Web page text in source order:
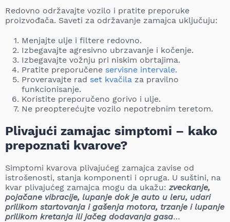
Redovno održavajte vozilo i pratite preporuke
proizvođača. Saveti za održavanje zamajca uključuju:
Menjajte ulje i filtere redovno.
Izbegavajte agresivno ubrzavanje i kočenje.
Izbegavajte vožnju pri niskim obrtajima.
Pratite preporučene servisne intervale.
Proveravajte rad set kvačila za pravilno
funkcionisanje.
Koristite preporučeno gorivo i ulje.
Ne preopterećujte vozilo nepotrebnim teretom.
Plivajući zamajac simptomi – kako
prepoznati kvarove?
Simptomi kvarova plivajućeg zamajca zavise od
istrošenosti, stanja komponenti i opruga. U suštini, na
kvar plivajućeg zamajca mogu da ukažu: zveckanje,
pojačane vibracije, lupanje dok je auto u leru, udari
prilikom startovanja i gašenja motora, trzanje i lupanje
prilikom kretanja ili jačeg dodavanja gasa…